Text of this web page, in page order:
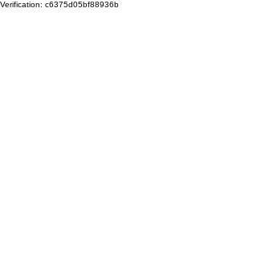
Verification: c6375d05bf88936b